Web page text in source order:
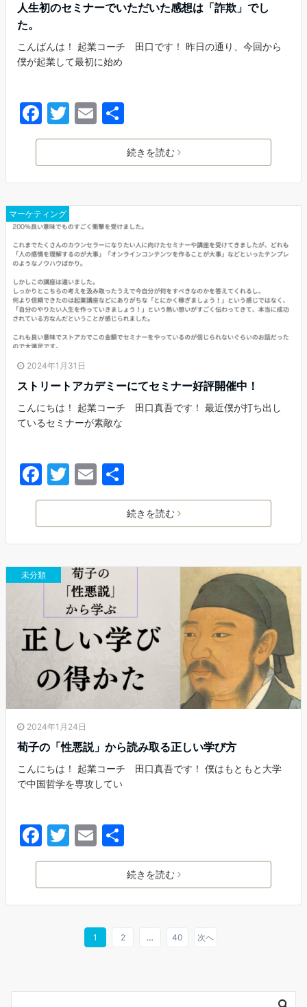
人生初のセミナーでいただいた感想は「詐欺」でし
た。
こんばんは！ 起業コーチ 田口です！ 昨日の通り、今回から
僕が起業して最初に始め
F
a
e
b
o
o
k
T
w
er
E
m
l
有
続きを読む
マーケティング
2024年1月31日
ストリートアカデミーにてセミナー好評開催中！
こんにちは！ 起業コーチ 田口真吾です！ 最近僕が打ち出し
ているセミナーが素敵な
F
a
e
b
o
k
T
w
er
E
m
l
有
続きを読む
未分類
2024年1月24日
荀子の「性悪説」から読み取る正しい学び方
こんにちは！ 起業コーチ 田口真吾です！ 僕はもともと大学
で中国哲学を専攻してい
F
a
e
k
T
w
er
E
m
l
有
続きを読む
1 2 … 40 次へ